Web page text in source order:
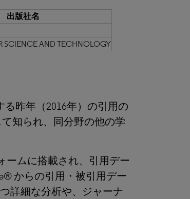
出版社名
SCIENCE AND TECHNOLOGY
る昨年（2016年）の引用の
知られ、同分野の他の学
ームに搭載され、引用デー
からの引用・被引用デー
詳細な分析や、ジャーナ